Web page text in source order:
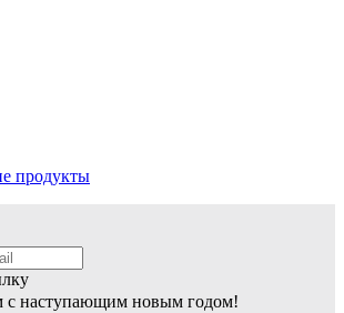
продукты
с наступающим новым годом!